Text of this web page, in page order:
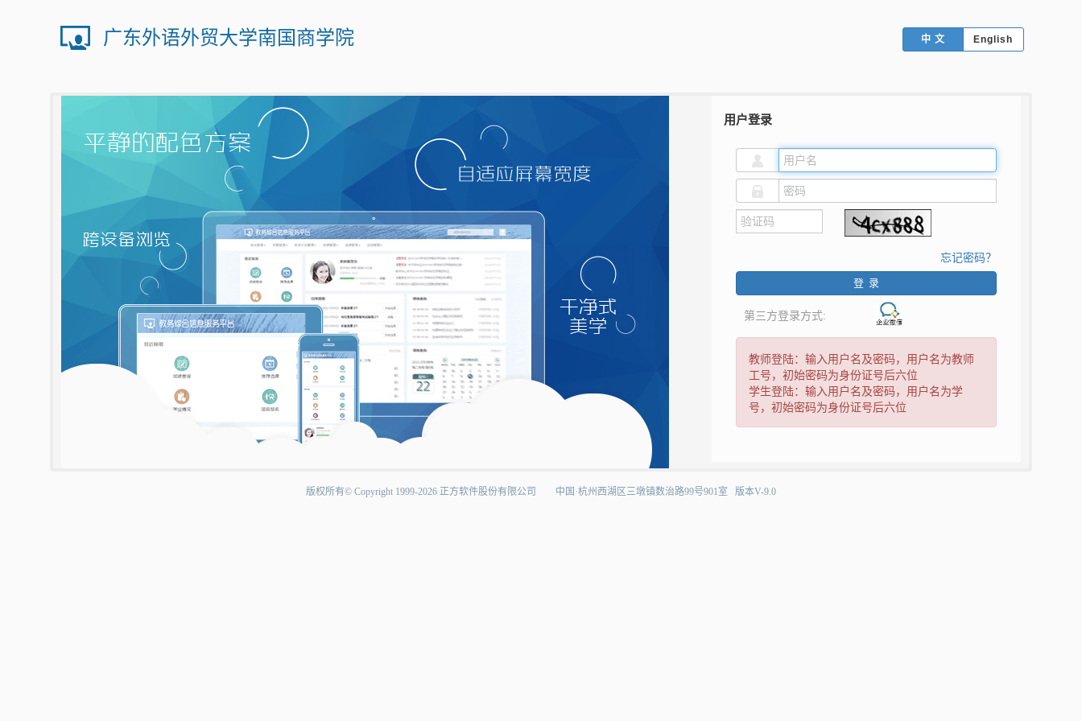
广东外语外贸大学南国商学院 中文 English
用户登录
忘记密码？
登录
第三方登录方式:
教师登陆：输入用户名及密码，用户名为教师
工号，初始密码为身份证号后六位
学生登陆：输入用户名及密码，用户名为学
号，初始密码为身份证号后六位
版权所有©Copyright1999-2026正方软件股份有限公司中国·杭州西湖区三墩镇数治路99号901室版本V-9.0